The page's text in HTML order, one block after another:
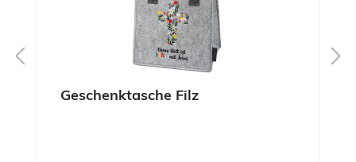
Geschenktasche Filz